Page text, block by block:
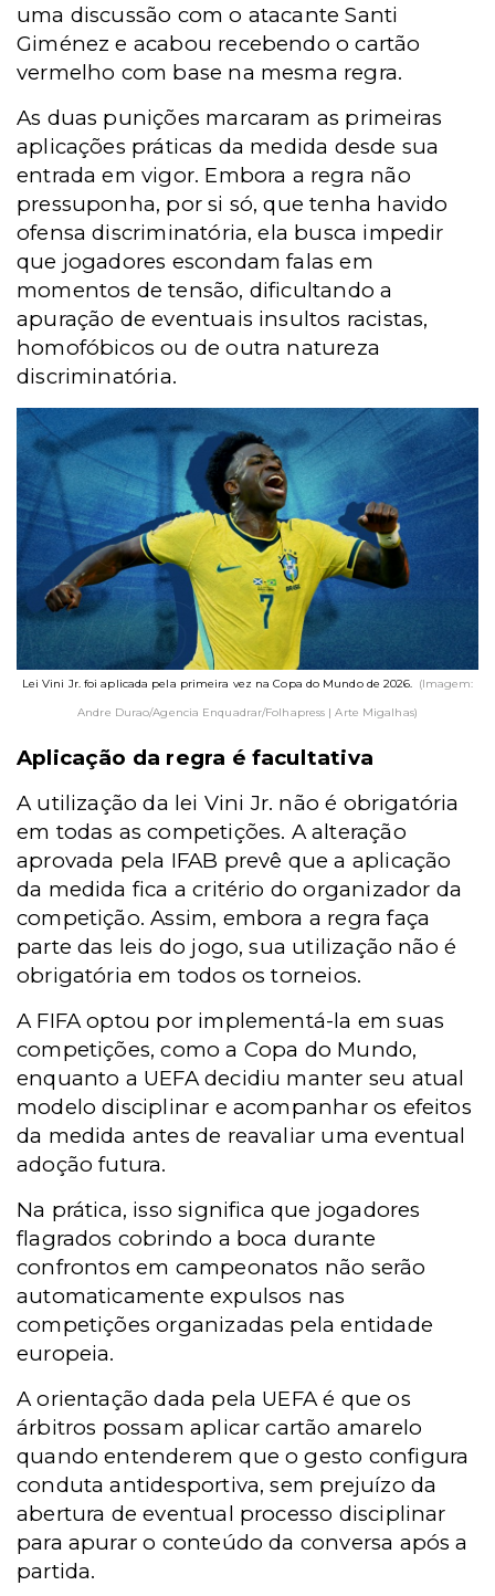
uma discussão com o atacante Santi
Giménez e acabou recebendo o cartão
vermelho com base na mesma regra.
As duas punições marcaram as primeiras
aplicações práticas da medida desde sua
entrada em vigor. Embora a regra não
pressuponha, por si só, que tenha havido
ofensa discriminatória, ela busca impedir
que jogadores escondam falas em
momentos de tensão, dificultando a
apuração de eventuais insultos racistas,
homofóbicos ou de outra natureza
discriminatória.
Lei Vini Jr. foi aplicada pela primeira vez na Copa do Mundo de 2026. (Imagem:
Andre Durao/Agencia Enquadrar/Folhapress | Arte Migalhas)
Aplicação da regra é facultativa
A utilização da lei Vini Jr. não é obrigatória
em todas as competições. A alteração
aprovada pela IFAB prevê que a aplicação
da medida fica a critério do organizador da
competição. Assim, embora a regra faça
parte das leis do jogo, sua utilização não é
obrigatória em todos os torneios.
A FIFA optou por implementá-la em suas
competições, como a Copa do Mundo,
enquanto a UEFA decidiu manter seu atual
modelo disciplinar e acompanhar os efeitos
da medida antes de reavaliar uma eventual
adoção futura.
Na prática, isso significa que jogadores
flagrados cobrindo a boca durante
confrontos em campeonatos não serão
automaticamente expulsos nas
competições organizadas pela entidade
europeia.
A orientação dada pela UEFA é que os
árbitros possam aplicar cartão amarelo
quando entenderem que o gesto configura
conduta antidesportiva, sem prejuízo da
abertura de eventual processo disciplinar
para apurar o conteúdo da conversa após a
partida.